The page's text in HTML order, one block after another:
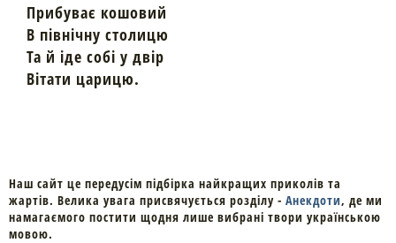
Прибуває кошовий
В північну столицю
Та й іде собі у двір
Вітати царицю.
Наш сайт це передусім підбірка найкращих приколів та
жартів. Велика увага присвячується розділу - Анекдоти, де ми
намагаємого постити щодня лише вибрані твори українською
мовою.